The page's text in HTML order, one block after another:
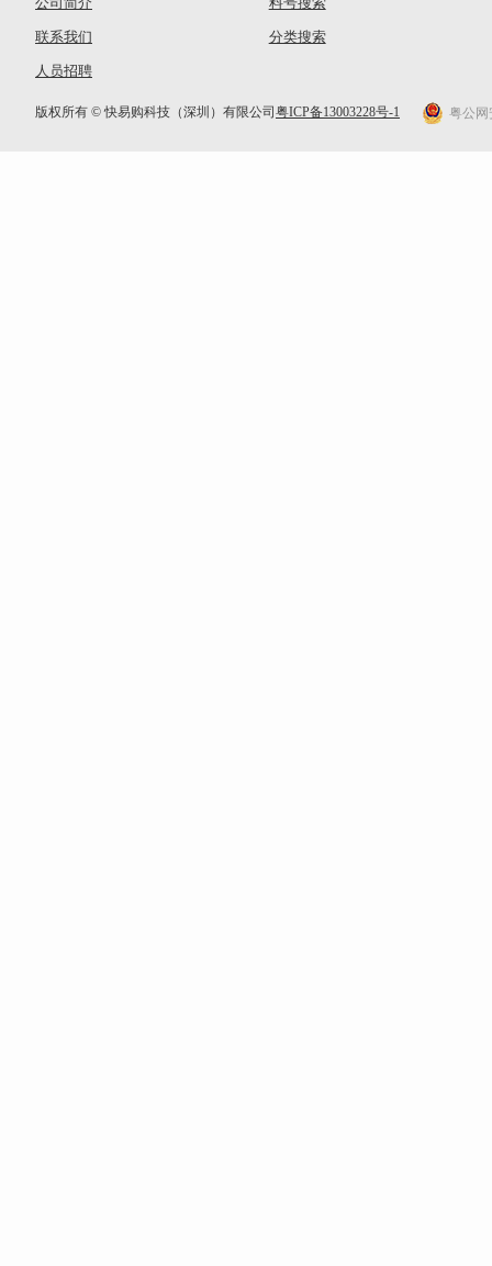
联系我们
人员招聘
分类搜索
版权所有 © 快易购科技（深圳）有限公司 粤ICP备13003228号-1 粤公网